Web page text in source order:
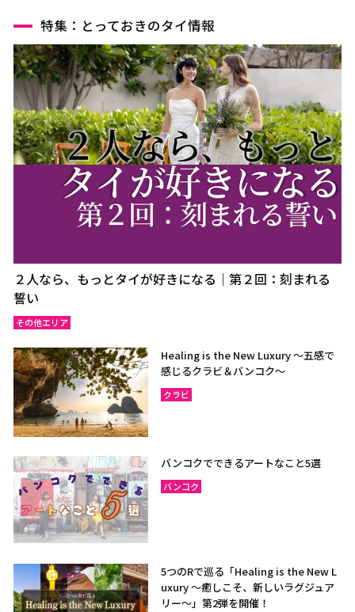
特集：とっておきのタイ情報
２人なら、もっとタイが好きになる｜第２回：刻まれる
誓い
その他エリア
Healing is the New Luxury ～五感で
感じるクラビ＆バンコク～
クラビ
バンコクでできるアートなこと5選
バンコク
5つのRで巡る「Healing is the New L
uxury ～癒しこそ、新しいラグジュア
リー〜」第2弾を開催！